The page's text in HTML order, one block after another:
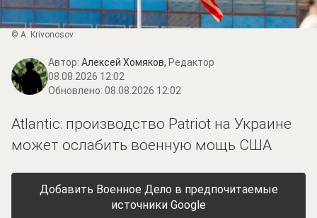
© A. Krivonosov
Автор: Алексей Хомяков, Редактор
08.08.2026 12:02
Обновлено: 08.08.2026 12:02
Atlantic: производство Patriot на Украине
может ослабить военную мощь США
Добавить Военное Дело в предпочитаемые
источники Google